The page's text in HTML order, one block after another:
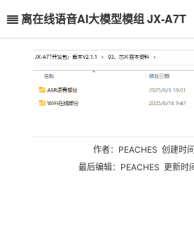
离在线语音AI大模型模组 JX-A7T
作者：PEACHES 创建时
最后编辑：PEACHES 更新